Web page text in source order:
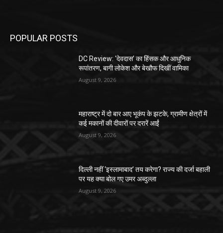
POPULAR POSTS
DC Review: ‘देवदास’ का हिंसक और आधुनिक
रूपांतरण, बागी लोकेश और बेखौफ दिखीं वामिका
August 9, 2026
महाराष्ट्र में दो बार आए भूकंप के झटके, ग्रामीण क्षेत्रों में
कई मकानों की दीवारों पर दरारें आईं
August 9, 2026
दिल्ली नहीं ‘इस्लामाबाद’ तय करेगा? राज्य की दर्जा बहाली
पर यह क्या बोल गए उमर अब्दुल्ला
August 9, 2026